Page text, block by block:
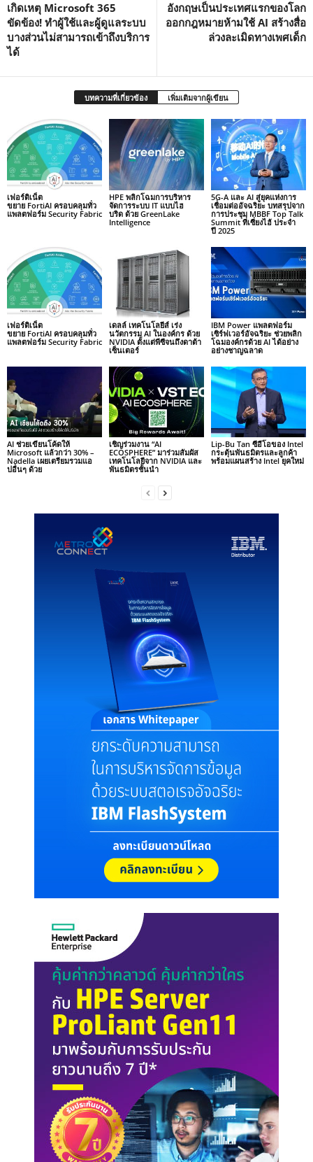
เกิดเหตุ Microsoft 365
ขัดข้อง! ทำผู้ใช้และผู้ดูแลระบบ
บางส่วนไม่สามารถเข้าถึงบริการ
ได้
อังกฤษเป็นประเทศแรกของโลก
ออกกฎหมายห้ามใช้ AI สร้างสื่อ
ล่วงละเมิดทางเพศเด็ก
บทความที่เกี่ยวข้อง เพิ่มเติมจากผู้เขียน
เฟอร์ติเน็ต
ขยาย FortiAI ครอบคลุมทั่ว
แพลตฟอร์ม Security Fabric
HPE พลิกโฉมการบริหาร
จัดการระบบ IT แบบไฮ
บริด ด้วย GreenLake
Intelligence
5G-A และ AI สู่ยุคแห่งการ
เชื่อมต่ออัจฉริยะ บทสรุปจาก
การประชุม MBBF Top Talk
Summit ที่เซี่ยงไฮ้ ประจำ
ปี 2025
เฟอร์ติเน็ต
ขยาย FortiAI ครอบคลุมทั่ว
แพลตฟอร์ม Security Fabric
เดลล์ เทคโนโลยีส์ เร่ง
นวัตกรรม AI ในองค์กร ด้วย
NVIDIA ตั้งแต่พีซีจนถึงดาต้า
เซ็นเตอร์
IBM Power แพลตฟอร์ม
เซิร์ฟเวอร์อัจฉริยะ ช่วยพลิก
โฉมองค์กรด้วย AI ได้อย่าง
อย่างชาญฉลาด
AI ช่วยเขียนโค้ดให้
Microsoft แล้วกว่า 30% –
Nadella เผยเตรียมรวมแอ
ปอื่นๆ ด้วย
เชิญร่วมงาน “AI
ECOSPHERE” มาร่วมสัมผัส
เทคโนโลยีจาก NVIDIA และ
พันธมิตรชั้นนำ
Lip-Bu Tan ซีอีโอของ Intel
กระตุ้นพันธมิตรและลูกค้า
พร้อมแผนสร้าง Intel ยุคใหม่